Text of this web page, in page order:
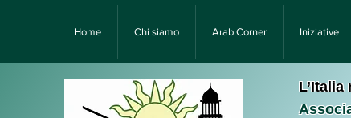
Home Chi siamo Arab Corner Iniziative